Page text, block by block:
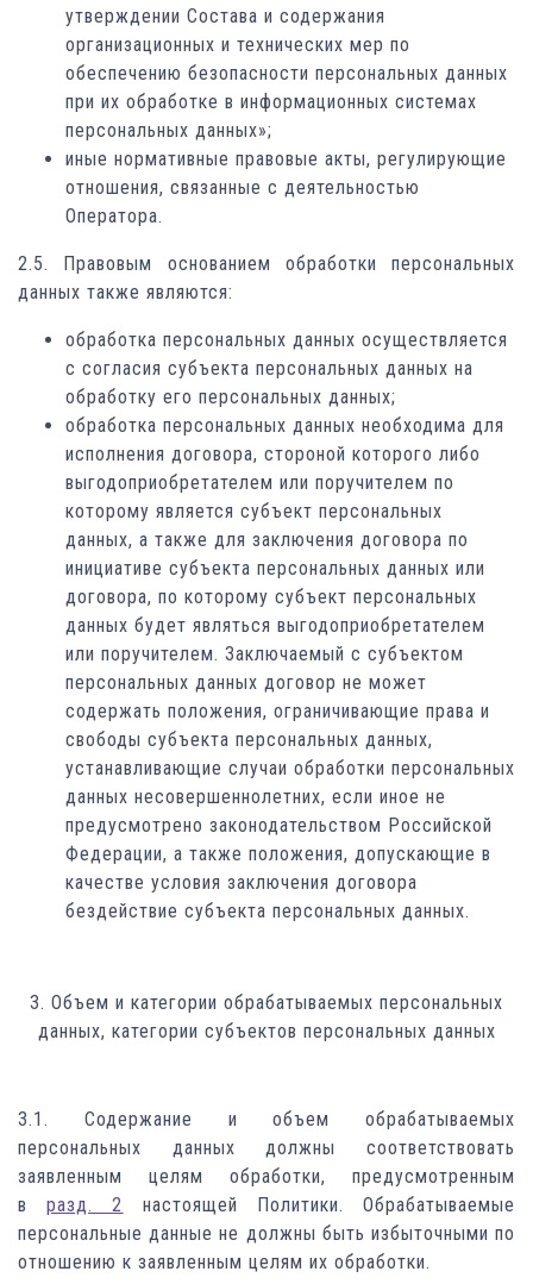
утверждении Состава и содержания
организационных и технических мер по
обеспечению безопасности персональных данных
при их обработке в информационных системах
персональных данных»;
иные нормативные правовые акты, регулирующие
отношения, связанные с деятельностью
Оператора.
2.5. Правовым основанием обработки персональных
данных также являются:
обработка персональных данных осуществляется
с согласия субъекта персональных данных на
обработку его персональных данных;
обработка персональных данных необходима для
исполнения договора, стороной которого либо
выгодоприобретателем или поручителем по
которому является субъект персональных
данных, а также для заключения договора по
инициативе субъекта персональных данных или
договора, по которому субъект персональных
данных будет являться выгодоприобретателем
или поручителем. Заключаемый с субъектом
персональных данных договор не может
содержать положения, ограничивающие права и
свободы субъекта персональных данных,
устанавливающие случаи обработки персональных
данных несовершеннолетних, если иное не
предусмотрено законодательством Российской
Федерации, а также положения, допускающие в
качестве условия заключения договора
бездействие субъекта персональных данных.
3. Объем и категории обрабатываемых персональных
данных, категории субъектов персональных данных
3.1. Содержание и объем обрабатываемых
персональных данных должны соответствовать
заявленным целям обработки, предусмотренным
вразд. 2
настоящей Политики. Обрабатываемые
персональные данные не должны быть избыточными по
отношению к заявленным целям их обработки.